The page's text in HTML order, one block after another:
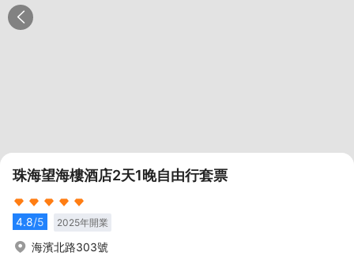
珠海望海樓酒店2天1晚自由行套票
4.8/5 2025年開業
海濱北路303號